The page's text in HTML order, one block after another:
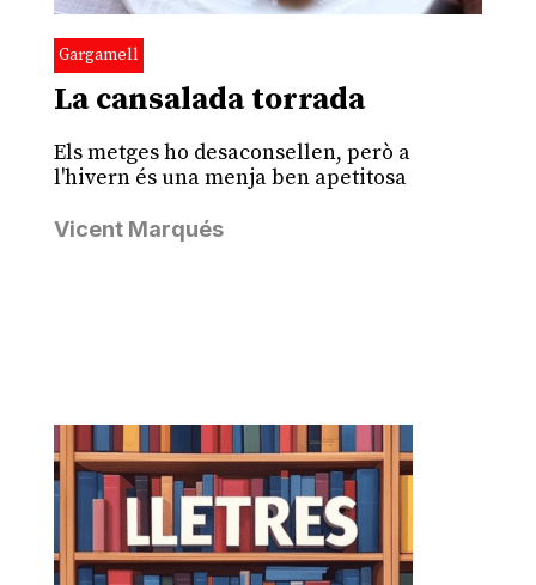
Gargamell
La cansalada torrada
Els metges ho desaconsellen, però a
l'hivern és una menja ben apetitosa
Vicent Marqués